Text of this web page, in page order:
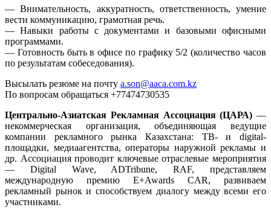
— Внимательность, аккуратность, ответственность, умение
вести коммуникацию, грамотная речь.
— Навыки работы с документами и базовыми офисными
программами.
— Готовность быть в офисе по графику 5/2 (количество часов
по результатам собеседования).
Высылать резюме на почту a.son@aaca.com.kz
По вопросам обращаться +77474730535
Центрально-Азиатская Рекламная Ассоциация(ЦАРА) —
некоммерческая организация, объединяющая ведущие
компании рекламного рынка Казахстана: ТВ- и digital-
площадки, медиаагентства, операторы наружной рекламы и
др. Ассоциация проводит ключевые отраслевые мероприятия
— Digital Wave, ADTribune, RAF, представляем
международную премию E+Awards CAR, развиваем
рекламный рынок и способствуем диалогу между всеми его
участниками.